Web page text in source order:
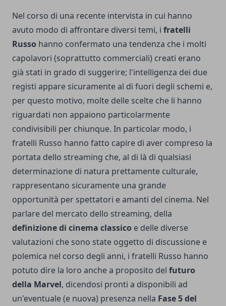
Nel corso di una recente intervista in cui hanno
avuto modo di affrontare diversi temi, i fratelli
Russo hanno confermato una tendenza che i molti
capolavori (soprattutto commerciali) creati erano
già stati in grado di suggerire; l'intelligenza dei due
registi appare sicuramente al di fuori degli schemi e,
per questo motivo, molte delle scelte che li hanno
riguardati non appaiono particolarmente
condivisibili per chiunque. In particolar modo, i
fratelli Russo hanno fatto capire di aver compreso la
portata dello streaming che, al di là di qualsiasi
determinazione di natura prettamente culturale,
rappresentano sicuramente una grande
opportunità per spettatori e amanti del cinema. Nel
parlare del mercato dello streaming, della
definizione di cinema classico e delle diverse
valutazioni che sono state oggetto di discussione e
polemica nel corso degli anni, i fratelli Russo hanno
potuto dire la loro anche a proposito del futuro
della Marvel, dicendosi pronti a disponibili ad
un'eventuale (e nuova) presenza nella Fase 5 del